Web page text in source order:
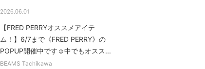
2026.06.01
【FRED PERRYオススメアイテ
ム！】6/7まで《FRED PERRY》の
POPUP開催中です☺︎中でもオスス...
BEAMS Tachikawa